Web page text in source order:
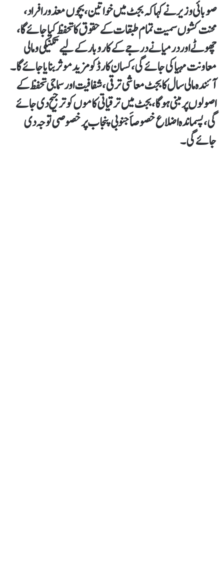
صوبائی وزیر نے کہا کہ بجٹ میں خواتین، بچوں معذور افراد،
محنت کشوں سمیت تمام طبقات کے حقوق کا تحفظ کیا جائے گا،
چھوٹے اور درمیانے درجے کے کاروبار کے لیے تکنیکی و مالی
معاونت مہیا کی جائے گی، کسان کارڈ کو مزید موثر بنایا جائے گا۔
آئندہ مالی سال کا بجٹ معاشی ترقی، شفافیت اور سماجی تحفظ کے
اصولوں پر مبنی ہوگا، بجٹ میں ترقیاتی کاموں کو ترجیح دی جائے
گی، پسماندہ اضلاع خصوصاََ جنوبی پنجاب پر خصوصی توجہ دی
جائے گی۔